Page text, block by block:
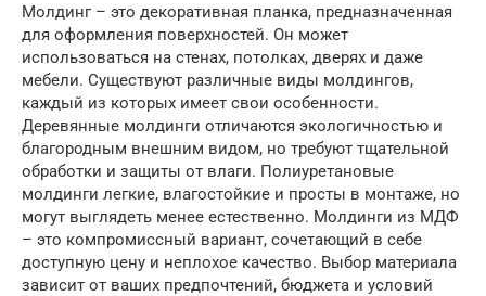
Молдинг – это декоративная планка, предназначенная
для оформления поверхностей. Он может
использоваться на стенах, потолках, дверях и даже
мебели. Существуют различные виды молдингов,
каждый из которых имеет свои особенности.
Деревянные молдинги отличаются экологичностью и
благородным внешним видом, но требуют тщательной
обработки и защиты от влаги. Полиуретановые
молдинги легкие, влагостойкие и просты в монтаже, но
могут выглядеть менее естественно. Молдинги из МДФ
– это компромиссный вариант, сочетающий в себе
доступную цену и неплохое качество. Выбор материала
зависит от ваших предпочтений, бюджета и условий